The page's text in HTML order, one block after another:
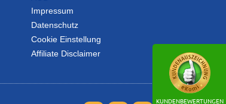
Impressum
Datenschutz
Cookie Einstellung
Affiliate Disclaimer
KUNDENBEWERTUNGEN